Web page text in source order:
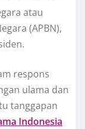
atau
(APBN),
respons
ulama dan
tanggapan
Indonesia